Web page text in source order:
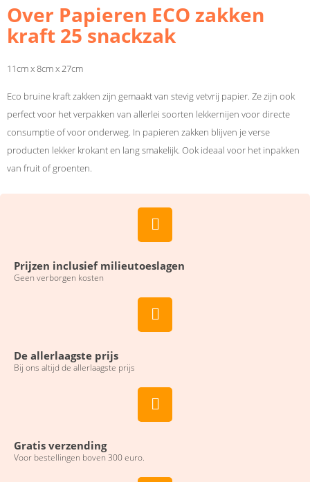
Over Papieren ECO zakken
kraft 25 snackzak
11cm x 8cm x 27cm
Eco bruine kraft zakken zijn gemaakt van stevig vetvrij papier. Ze zijn ook
perfect voor het verpakken van allerlei soorten lekkernijen voor directe
consumptie of voor onderweg. In papieren zakken blijven je verse
producten lekker krokant en lang smakelijk. Ook ideaal voor het inpakken
van fruit of groenten.
Prijzen inclusief milieutoeslagen
Geen verborgen kosten
De allerlaagste prijs
Bij ons altijd de allerlaagste prijs
Gratis verzending
Voor bestellingen boven 300 euro.